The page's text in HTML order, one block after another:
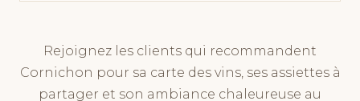
Rejoignez les clients qui recommandent
Cornichon pour sa carte des vins, ses assiettes à
partager et son ambiance chaleureuse au